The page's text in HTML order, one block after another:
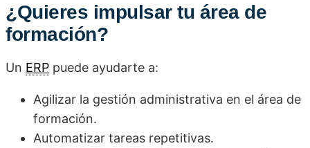
¿Quieres impulsar tu área de
formación?
Un ERP puede ayudarte a:
Agilizar la gestión administrativa en el área de
formación.
Automatizar tareas repetitivas.